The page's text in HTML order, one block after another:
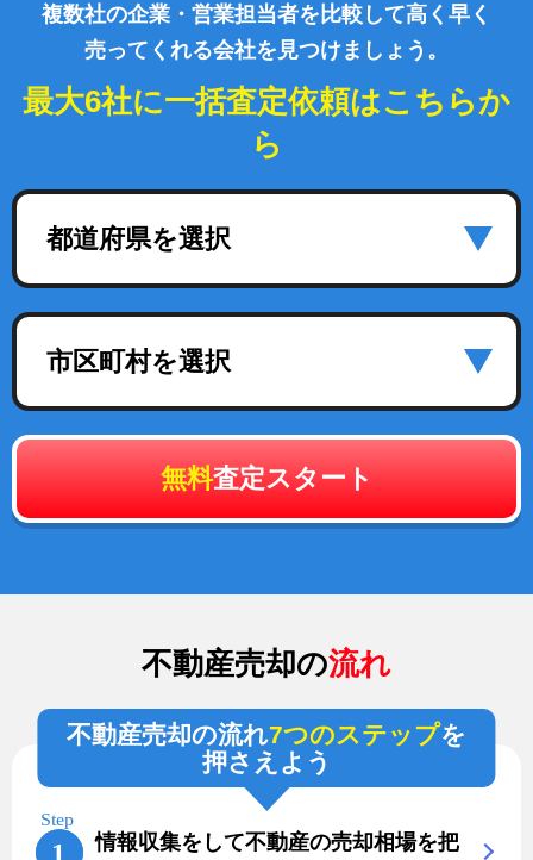
複数社の企業・営業担当者を比較して高く早く
売ってくれる会社を見つけましょう。
最大6社に一括査定依頼はこちらか
ら
都道府県を選択
市区町村を選択
無料査定スタート
不動産売却の流れ
不動産売却の流れ7つのステップを
押さえよう
情報収集をして不動産の売却相場を把